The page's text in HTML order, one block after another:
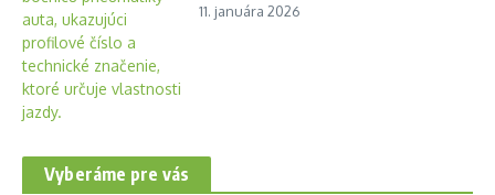
11. januára 2026
Vyberáme pre vás